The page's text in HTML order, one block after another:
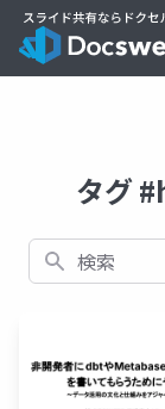
タグ
検索